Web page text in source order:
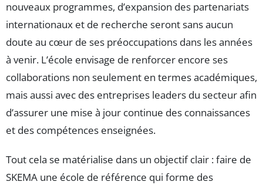
nouveaux programmes, d’expansion des partenariats
internationaux et de recherche seront sans aucun
doute au cœur de ses préoccupations dans les années
à venir. L’école envisage de renforcer encore ses
collaborations non seulement en termes académiques,
mais aussi avec des entreprises leaders du secteur afin
d’assurer une mise à jour continue des connaissances
et des compétences enseignées.
Tout cela se matérialise dans un objectif clair : faire de
SKEMA une école de référence qui forme des